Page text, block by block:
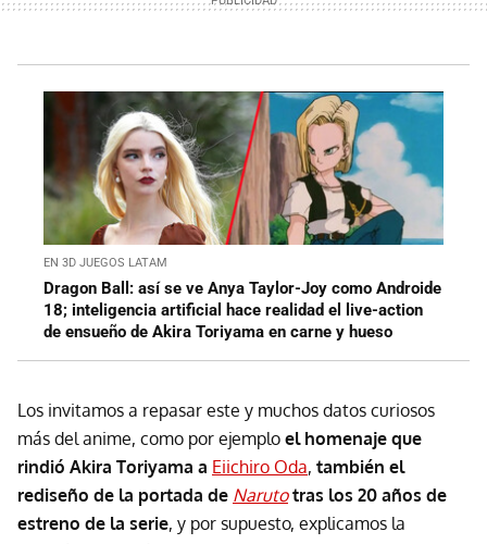
EN 3D JUEGOS LATAM
Dragon Ball: así se ve Anya Taylor-Joy como Androide
18; inteligencia artificial hace realidad el live-action
de ensueño de Akira Toriyama en carne y hueso
Los invitamos a repasar este y muchos datos curiosos
más del anime, como por ejemplo el homenaje que
rindió Akira Toriyama a Eiichiro Oda, también el
rediseño de la portada de Naruto tras los 20 años de
estreno de la serie, y por supuesto, explicamos la